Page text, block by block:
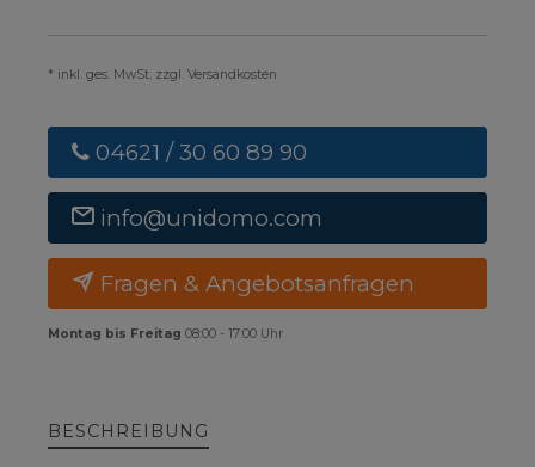
* inkl. ges. MwSt. zzgl. Versandkosten
04621 / 30 60 89 90
info@unidomo.com
Fragen & Angebotsanfragen
Montag bis Freitag 08:00 - 17:00 Uhr
BESCHREIBUNG